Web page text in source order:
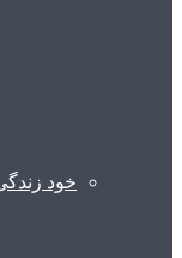
خود